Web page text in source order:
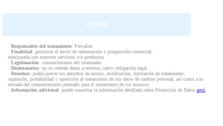
· Responsable del tratamiento: Fervalles
· Finalidad: gestionar el envío de información y prospección comercial,
relacionada con nuestros servicios y/o productos.
· Legitimación: consentimiento del interesado.
· Destinatarios: no se cederán datos a terceros, salvo obligación legal.
· Derechos: podrá ejercer los derechos de acceso, rectificación, limitación de tratamiento,
supresión, portabilidad y oposición al tratamiento de sus datos de carácter personal, así como a la
retirada del consentimiento prestado para el tratamiento de los mismos.
· Información adicional: puede consultar la información detallada sobre Protección de Datos aquí.